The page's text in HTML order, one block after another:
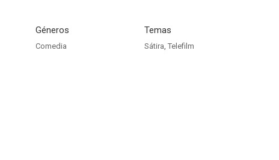
Géneros
Comedia
Temas
Sátira, Telefilm